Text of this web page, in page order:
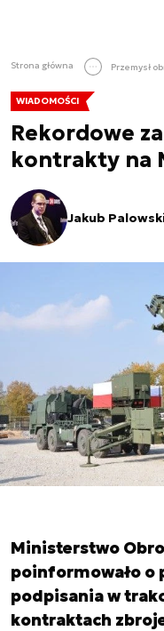
Strona główna Przemysł
WIADOMOŚCI
Rekordowe
kontrakty na
Jakub
Ministerstwo
poinformowało o
podpisania w
kontraktach